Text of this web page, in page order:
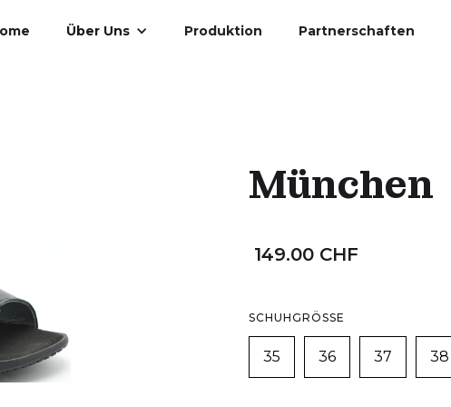
Über Uns Produktion Partnerschaften
München
149.00 CHF
SCHUHGRÖSSE
35 36 37 38